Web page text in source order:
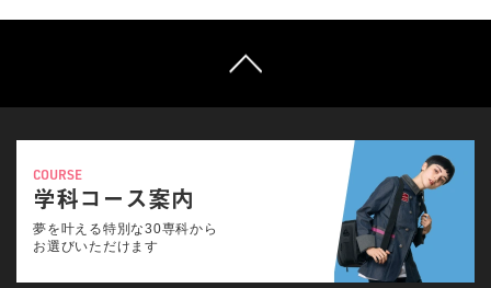
COURSE
学科コース案内
夢を叶える特別な30専科から
お選びいただけます